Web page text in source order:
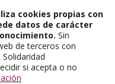
cookies propias con
datos de carácter
Sin
de terceros con
si acepta o no